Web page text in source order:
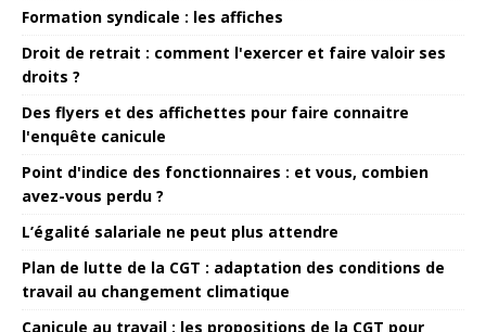
Formation syndicale : les affiches
Droit de retrait : comment l'exercer et faire valoir ses
droits ?
Des flyers et des affichettes pour faire connaitre
l'enquête canicule
Point d'indice des fonctionnaires : et vous, combien
avez-vous perdu ?
L’égalité salariale ne peut plus attendre
Plan de lutte de la CGT : adaptation des conditions de
travail au changement climatique
Canicule au travail : les propositions de la CGT pour